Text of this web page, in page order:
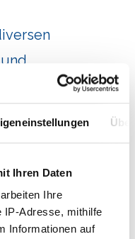
Ihren Daten
Ihre
IP-Adresse, mithilfe
Informationen auf
der Müller